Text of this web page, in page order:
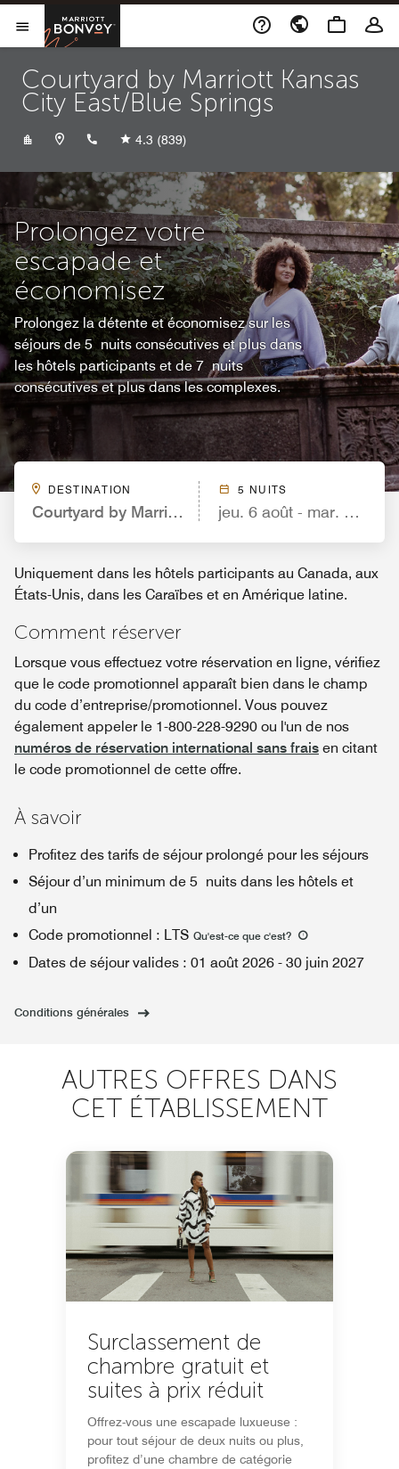
Skip to Content
Ouvrir le menu
Marriott Bonvoy
Courtyard by Marriott Kansas
City East/Blue Springs
+18162288100
4.3 (839)
Prolongez votre
escapade et
économisez
Prolongez la détente et économisez sur les
séjours de 5 nuits consécutives et plus dans
les hôtels participants et de 7 nuits
consécutives et plus dans les complexes.
DESTINATION
Courtyard by Marriott Kansas City East/Blue
5 NUITS
jeu. 6 août - mar. 11 août
Uniquement dans les hôtels participants au Canada, aux
États-Unis, dans les Caraïbes et en Amérique latine.
Comment réserver
Lorsque vous effectuez votre réservation en ligne, vérifiez
que le code promotionnel apparaît bien dans le champ
du code d’entreprise/promotionnel. Vous pouvez
également appeler le 1-800-228-9290 ou l'un de nos
numéros de réservation international sans frais en citant
le code promotionnel de cette offre.
À savoir
Profitez des tarifs de séjour prolongé pour les séjours
Séjour d’un minimum de 5 nuits dans les hôtels et
d’un
Code promotionnel : LTS Qu'est-ce que c'est?
Dates de séjour valides : 01 août 2026 - 30 juin 2027
Conditions générales
AUTRES OFFRES DANS
CET ÉTABLISSEMENT
Surclassement de
chambre gratuit et
suites à prix réduit
Offrez-vous une escapade luxueuse :
pour tout séjour de deux nuits ou plus,
profitez d’une chambre de catégorie